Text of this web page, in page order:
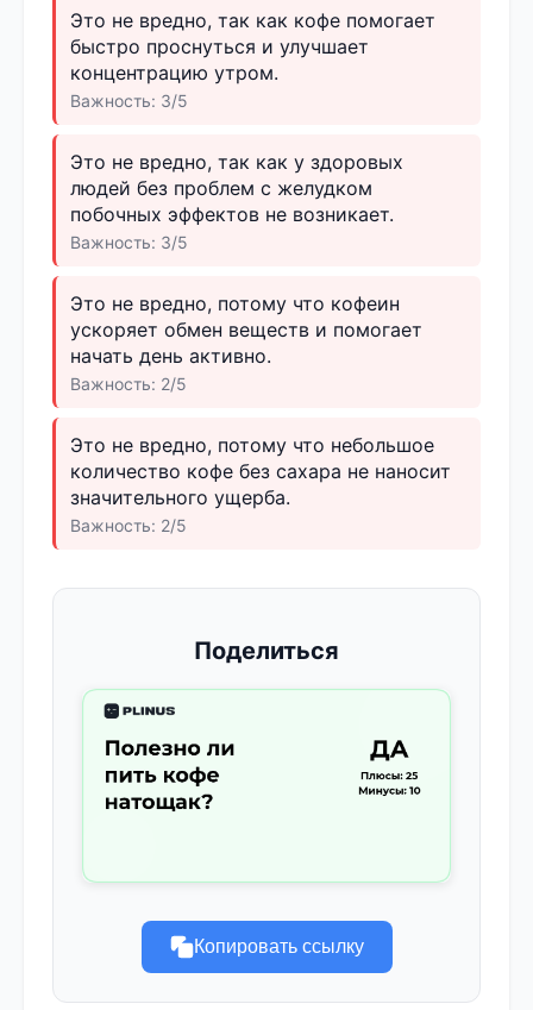
Это не вредно, так как кофе помогает
быстро проснуться и улучшает
концентрацию утром.
Важность: 3/5
Это не вредно, так как у здоровых
людей без проблем с желудком
побочных эффектов не возникает.
Важность: 3/5
Это не вредно, потому что кофеин
ускоряет обмен веществ и помогает
начать день активно.
Важность: 2/5
Это не вредно, потому что небольшое
количество кофе без сахара не наносит
значительного ущерба.
Важность: 2/5
Поделиться
Копировать ссылку